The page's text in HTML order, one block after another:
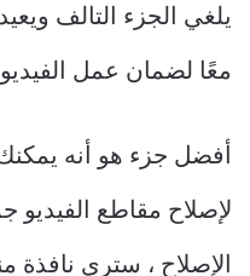
يلغي الجزء التالف
معًا لضمان عمل
أفضل جزء هو أنه
لإصلاح مقاطع الفيديو
الإصلاح ، سترى نافذة